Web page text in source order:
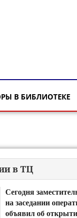
В БИБЛИОТЕКЕ
в ТЦ
Сегодня
на заседании
объявил об